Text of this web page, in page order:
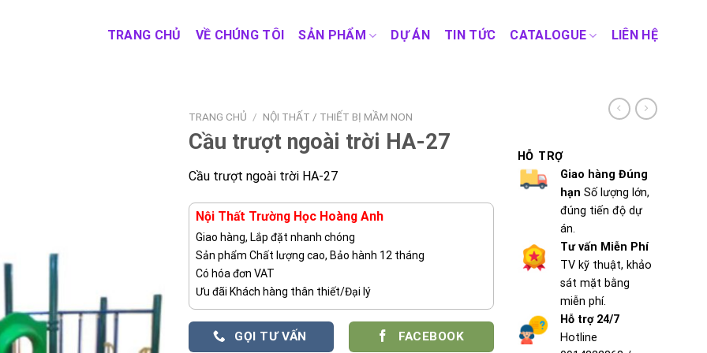
TRANG CHỦ VỀ CHÚNG TÔI SẢN PHẨM DỰ ÁN TIN TỨC CATALOGUE LIÊN HỆ
TRANG CHỦ / NỘI THẤT / THIẾT BỊ MẦM NON
Cầu trượt ngoài trời HA-27
Cầu trượt ngoài trời HA-27
Nội Thất Trường Học Hoàng Anh
Giao hàng, Lắp đặt nhanh chóng
Sản phẩm Chất lượng cao, Bảo hành 12 tháng
Có hóa đơn VAT
Ưu đãi Khách hàng thân thiết/Đại lý
GỌI TƯ VẤN FACEBOOK
HỖ TRỢ
Giao hàng Đúng
hạn Số lượng lớn,
đúng tiến độ dự
án.
Tư vấn Miễn Phí
TV kỹ thuật, khảo
sát mặt bằng
miễn phí.
Hỗ trợ 24/7
Hotline